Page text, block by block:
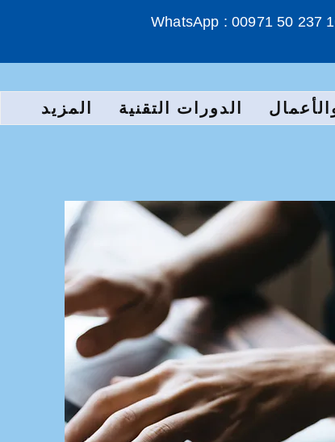
WhatsApp : 00971 50 237
الدورات التقنية المزيد